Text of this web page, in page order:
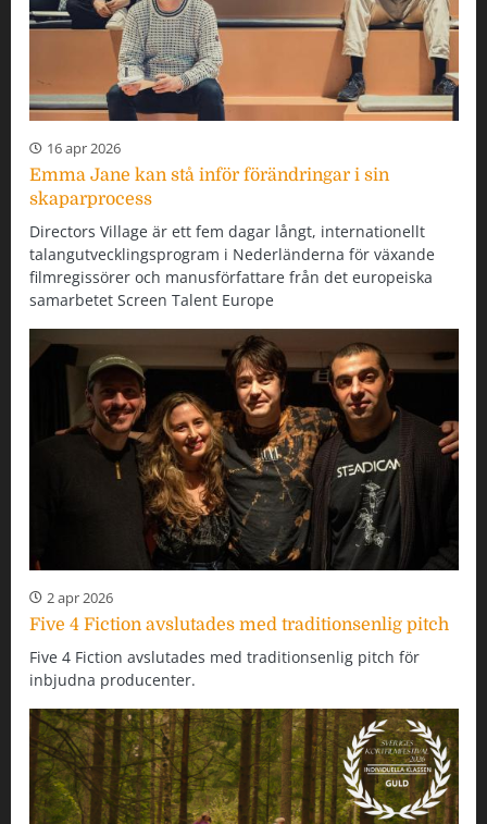
16 apr 2026
Emma Jane kan stå inför förändringar i sin
skaparprocess
Directors Village är ett fem dagar långt, internationellt
talangutvecklingsprogram i Nederländerna för växande
filmregissörer och manusförfattare från det europeiska
samarbetet Screen Talent Europe
2 apr 2026
Five 4 Fiction avslutades med traditionsenlig pitch
Five 4 Fiction avslutades med traditionsenlig pitch för
inbjudna producenter.